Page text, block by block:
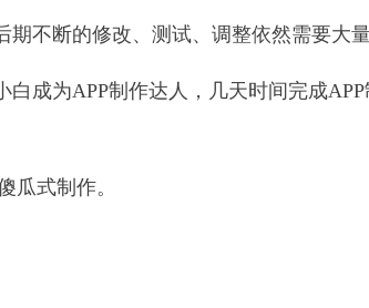
不断的修改、测试、调整依然需要大量
成为APP制作达人，几天时间完成
瓜式制作。